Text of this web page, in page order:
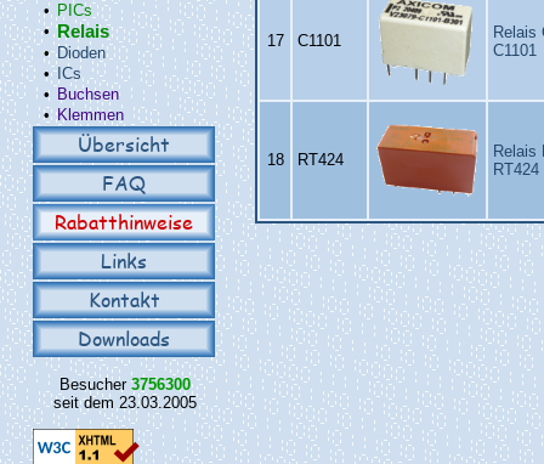
• PICs
• Relais
• Dioden
• ICs
• Buchsen
• Klemmen
Übersicht
FAQ
Rabatthinweise
Links
Kontakt
Downloads
Besucher 3756300
seit dem 23.03.2005
17 C1101
Relais
C1101
18 RT424
Relais
RT424